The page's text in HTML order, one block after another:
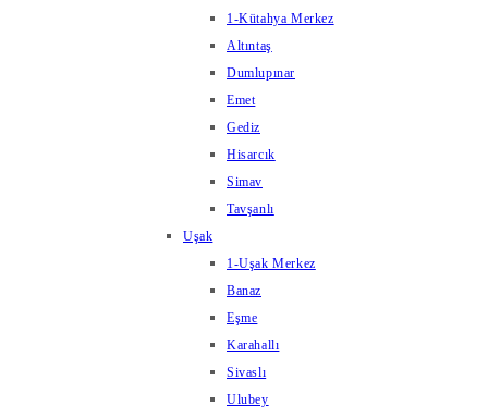
1-Kütahya Merkez
Altıntaş
Dumlupınar
Emet
Gediz
Hisarcık
Simav
Tavşanlı
Uşak
1-Uşak Merkez
Banaz
Eşme
Karahallı
Sivaslı
Ulubey